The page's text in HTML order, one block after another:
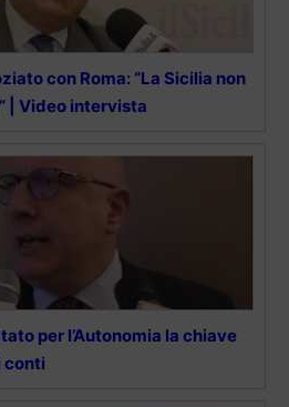
con Roma: “La Sicilia non
| Video intervista
per l’Autonomia la chiave
conti